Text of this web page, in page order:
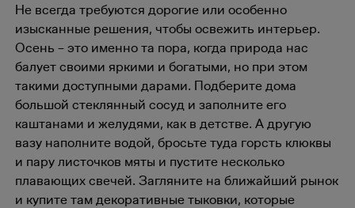
Не всегда требуются дорогие или особенно
изысканные решения, чтобы освежить интерьер.
Осень – это именно та пора, когда природа нас
балует своими яркими и богатыми, но при этом
такими доступными дарами. Подберите дома
большой стеклянный сосуд и заполните его
каштанами и желудями, как в детстве. А другую
вазу наполните водой, бросьте туда горсть клюквы
и пару листочков мяты и пустите несколько
плавающих свечей. Загляните на ближайший рынок
и купите там декоративные тыковки, которые